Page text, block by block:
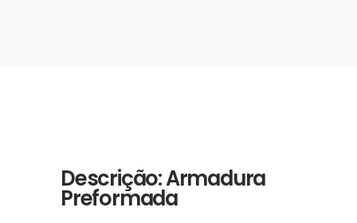
Descrição: Armadura
Preformada